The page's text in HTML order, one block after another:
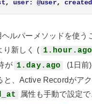
, user: @user,
ルパーメソッドを使う
り新しく ( 1.hour.ago
が 1.day.ago
(1日前
と、Active Recordがア
属性も手動で設定